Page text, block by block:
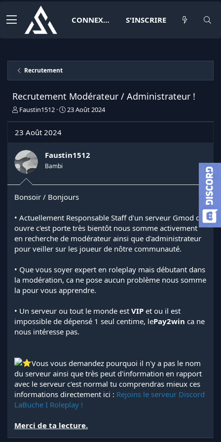
CONNEXION S'INSCRIRE
Recrutement
Recrutement Modérateur / Administrateur !
I
t
a
t
e
u
d
d
i
s
u
s
i
n
Faustin1512
D
e
t
23 Août 2024
23 Août 2024
Faustin1512
Bambi
Bonsoir / Bonjours
• Actuellement Responsable Staff d'un serveur Gmod qui
ouvre c'est porte très bientôt nous somme activement
en recherche de modérateur ainsi que d'administrateur
pour veiller sur les joueur de nôtre communauté.
• Que vous soyer expert en roleplay mais débutant dans
la modération, ca ne pose aucun problème nous somme
la pour vous apprendre.
• Un serveur ou tout le monde est VIP et ou il est
impossible de dépensé 1 seul centime, lePay2win ca ne
nous intéresse pas.
Vous vous demandez pourquoi il n'y a pas le nom
du serveur ainsi que très peut d'information en rapport
avec le serveur c'est normal tu comprendras mieux ces
informations directement ici : Rejoins le serveur Discord
LaBuche I Roleplay !
Merci de ta lecture.